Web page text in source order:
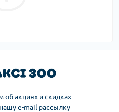
об акциях и скидках
e-mail рассылку